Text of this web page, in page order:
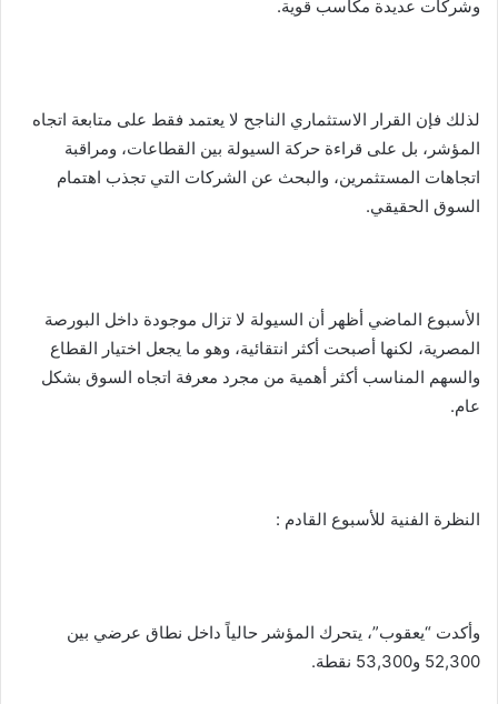
وشركات عديدة مكاسب قوية.
لذلك فإن القرار الاستثماري الناجح لا يعتمد فقط على متابعة اتجاه
المؤشر، بل على قراءة حركة السيولة بين القطاعات، ومراقبة
اتجاهات المستثمرين، والبحث عن الشركات التي تجذب اهتمام
السوق الحقيقي.
الأسبوع الماضي أظهر أن السيولة لا تزال موجودة داخل البورصة
المصرية، لكنها أصبحت أكثر انتقائية، وهو ما يجعل اختيار القطاع
والسهم المناسب أكثر أهمية من مجرد معرفة اتجاه السوق بشكل
عام.
النظرة الفنية للأسبوع القادم :
وأكدت “يعقوب”، يتحرك المؤشر حالياً داخل نطاق عرضي بين
52,300 و53,300 نقطة.